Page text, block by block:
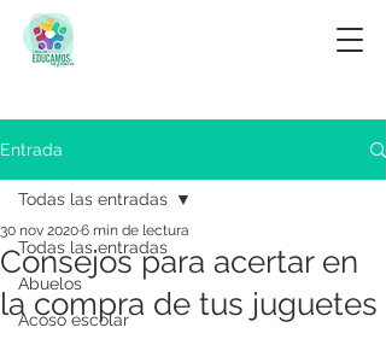
Entrada
Todas las entradas
Abuelos
Acoso escolar
Todas las entradas
Consejos para acertar en
la compra de tus juguetes
30 nov 20206 min de lectura